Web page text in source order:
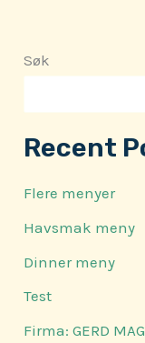
Søk
Recent
Flere menyer
Havsmak meny
Dinner meny
Test
Firma: GERD